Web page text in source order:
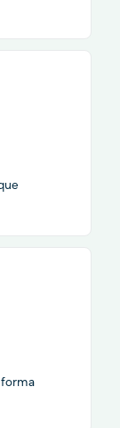
forma